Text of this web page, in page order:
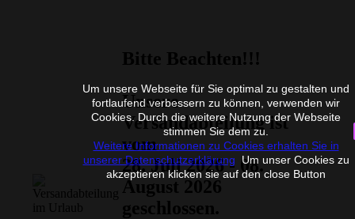
Bitte Beachten!!!
Unsere
Versandabteilung ist
vom
28. Juli 2026 - 08.
August 2026
geschlossen.
Um unsere Webseite für Sie optimal zu gestalten und
fortlaufend verbessern zu können, verwenden wir
Cookies. Durch die weitere Nutzung der Webseite
stimmen Sie dem zu.
Weitere Informationen zu Cookies erhalten Sie in
unserer Datenschutzerklärung Um unser Cookies zu
akzeptieren klicken sie auf den close Button